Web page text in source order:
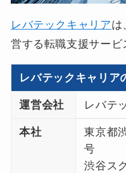
レバテックキャリアは
営する転職支援サービ
レバテックキャリア
運営会社 レバテ
本社
東京都
号
渋谷ス